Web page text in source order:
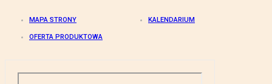
MAPA STRONY KALENDARIUM
OFERTA PRODUKTOWA